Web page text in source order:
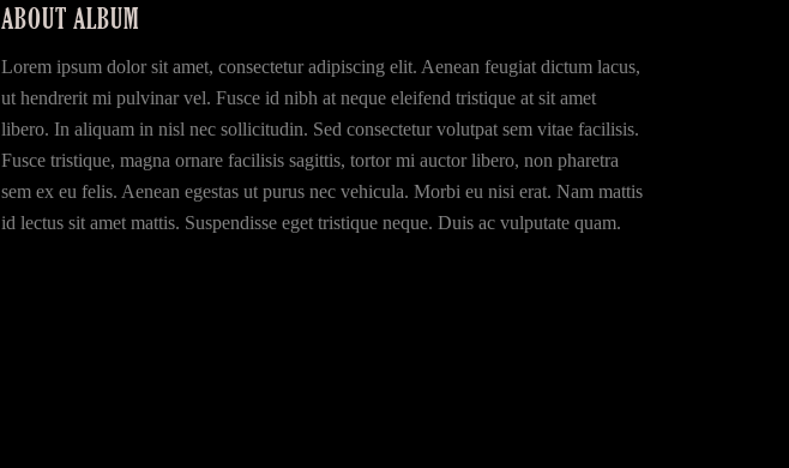
ABOUT ALBUM
Lorem ipsum dolor sit amet, consectetur adipiscing elit. Aenean feugiat dictum lacus,
ut hendrerit mi pulvinar vel. Fusce id nibh at neque eleifend tristique at sit amet
libero. In aliquam in nisl nec sollicitudin. Sed consectetur volutpat sem vitae facilisis.
Fusce tristique, magna ornare facilisis sagittis, tortor mi auctor libero, non pharetra
sem ex eu felis. Aenean egestas ut purus nec vehicula. Morbi eu nisi erat. Nam mattis
id lectus sit amet mattis. Suspendisse eget tristique neque. Duis ac vulputate quam.